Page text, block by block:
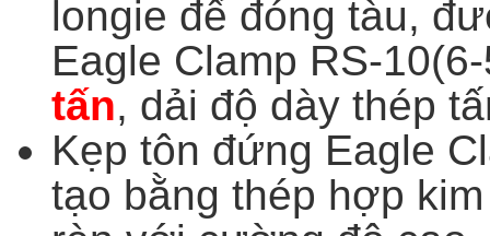
longie để đóng tàu,
Eagle Clamp RS-
tấn, dải độ dày thép
Kẹp tôn đứng Eagle
tạo bằng thép hợp